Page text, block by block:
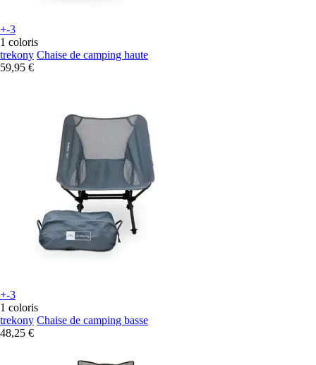
+-3
1 coloris
trekony Chaise de camping haute
59,95 €
+-3
1 coloris
trekony Chaise de camping basse
48,25 €